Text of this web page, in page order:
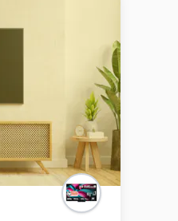
mest avancerede
en stor forskel i den